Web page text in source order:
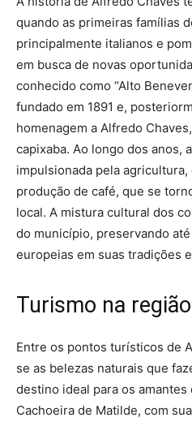
quando as primeiras famílias
principalmente italianos e
em busca de novas
conhecido como “Alto
fundado em 1891 e,
homenagem a Alfredo
capixaba. Ao longo dos anos,
impulsionada pela
produção de café, que se
local. A mistura cultural dos
do município, preservando
europeias em suas tradições
Turismo na região
Entre os pontos turísticos de
se as belezas naturais que
destino ideal para os
Cachoeira de Matilde, com